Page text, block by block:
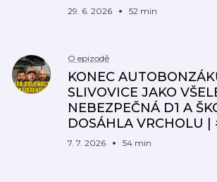
29. 6. 2026 52 min
O epizodě
KONEC
SLIVOVICE JAKO
NEBEZPEČNÁ D1 A
DOSÁHLA VRCHOLU |
7. 7. 2026 54 min